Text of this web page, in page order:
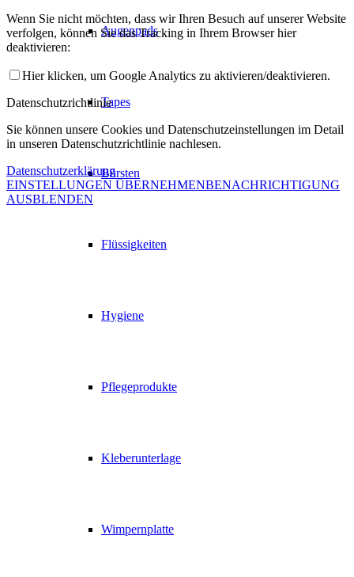
Augenpads
Tapes
Bürsten
Flüssigkeiten
Hygiene
Pflegeprodukte
Kleberunterlage
Wimpernplatte
Wenn Sie nicht möchten, dass wir Ihren Besuch auf unserer Website
verfolgen, können Sie das Tracking in Ihrem Browser hier
deaktivieren:
Hier klicken, um Google Analytics zu aktivieren/deaktivieren.
Datenschutzrichtlinie
Sie können unsere Cookies und Datenschutzeinstellungen im Detail
in unseren Datenschutzrichtlinie nachlesen.
Datenschutzerklärung
EINSTELLUNGEN ÜBERNEHMENBENACHRICHTIGUNG
AUSBLENDEN